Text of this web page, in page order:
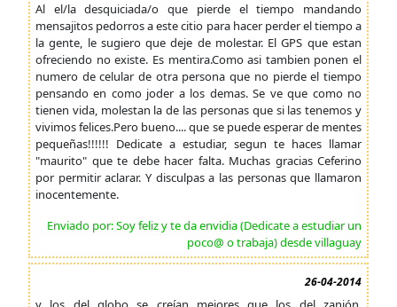
Al el/la desquiciada/o que pierde el tiempo mandando
mensajitos pedorros a este citio para hacer perder el tiempo a
la gente, le sugiero que deje de molestar. El GPS que estan
ofreciendo no existe. Es mentira.Como asi tambien ponen el
numero de celular de otra persona que no pierde el tiempo
pensando en como joder a los demas. Se ve que como no
tienen vida, molestan la de las personas que si las tenemos y
vivimos felices.Pero bueno.... que se puede esperar de mentes
pequeñas!!!!!! Dedicate a estudiar, segun te haces llamar
"maurito" que te debe hacer falta. Muchas gracias Ceferino
por permitir aclarar. Y disculpas a las personas que llamaron
inocentemente.
Enviado por: Soy feliz y te da envidia (Dedicate a estudiar un
poco@ o trabaja) desde villaguay
26-04-2014